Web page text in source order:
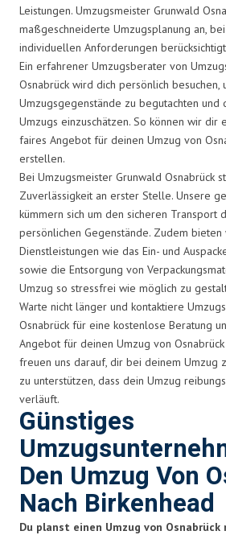
Leistungen. Umzugsmeister Grunwald
maßgeschneiderte Umzugsplanung an,
individuellen Anforderungen
Ein erfahrener Umzugsberater von
Osnabrück wird dich persönlich besuchen,
Umzugsgegenstände zu begutachten und
Umzugs einzuschätzen. So können wir dir
faires Angebot für deinen Umzug von
erstellen.
Bei Umzugsmeister Grunwald Osnabrück
Zuverlässigkeit an erster Stelle. Unsere
kümmern sich um den sicheren Transport
persönlichen Gegenstände. Zudem
Dienstleistungen wie das Ein- und
sowie die Entsorgung von
Umzug so stressfrei wie möglich zu
Warte nicht länger und kontaktiere
Osnabrück für eine kostenlose Beratung
Angebot für deinen Umzug von
freuen uns darauf, dir bei deinem Umzug
zu unterstützen, dass dein Umzug
verläuft.
Günstiges
Den Umzug Von
Nach Birkenhead
Du planst einen Umzug von Osnabrück